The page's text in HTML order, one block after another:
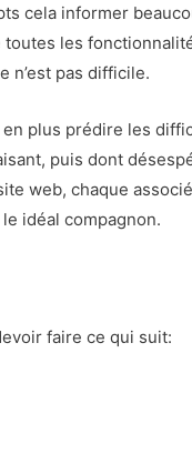
cela informer
les
n’est pas difficile.
plus prédire les
puis dont
web, chaque
idéal compagnon.
faire ce qui suit: